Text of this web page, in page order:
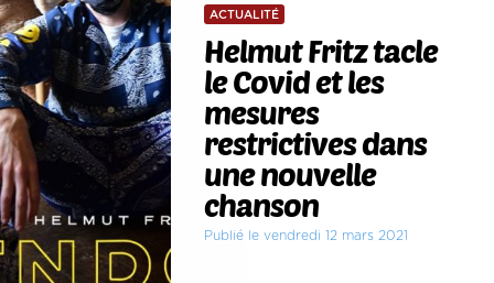
ACTUALITÉ
Helmut Fritz tacle
le Covid et les
mesures
restrictives dans
une nouvelle
chanson
Publié le vendredi 12 mars 2021